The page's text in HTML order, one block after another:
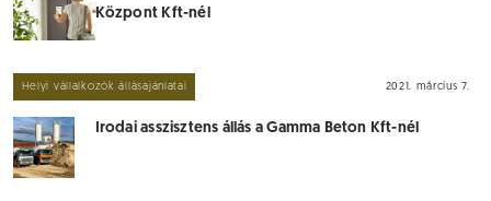
Központ Kft-nél
Helyi vállalkozók állásajánlatai 2021. március 7.
Irodai asszisztens állás a Gamma Beton Kft-nél